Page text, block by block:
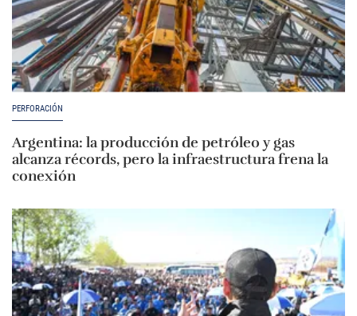
PERFORACIÓN
Argentina: la producción de petróleo y gas
alcanza récords, pero la infraestructura frena la
conexión